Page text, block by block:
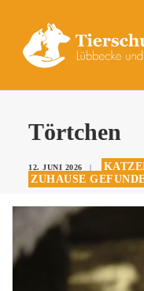
UNSERE TIERE
DAS TIERHEIM
KONTAKT
SPENDEN
Törtchen
12. JUNI 2026 |
ZUHAUSE